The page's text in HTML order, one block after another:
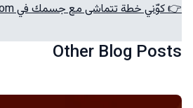
👉 كوّني خطة تتماشى مع جسمك في rightbite.com
Other Blog Posts